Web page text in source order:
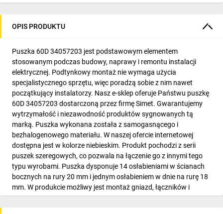
OPIS PRODUKTU
Puszka 60D 34057203 jest podstawowym elementem
stosowanym podczas budowy, naprawy i remontu instalacji
elektrycznej. Podtynkowy montaż nie wymaga użycia
specjalistycznego sprzętu, więc poradzą sobie z nim nawet
początkujący instalatorzy. Nasz e-sklep oferuje Państwu puszkę
60D 34057203 dostarczoną przez firmę Simet. Gwarantujemy
wytrzymałość i niezawodność produktów sygnowanych tą
marką. Puszka wykonana została z samogasnącego i
bezhalogenowego materiału. W naszej ofercie internetowej
dostępna jest w kolorze niebieskim. Produkt pochodzi z serii
puszek szeregowych, co pozwala na łączenie go z innymi tego
typu wyrobami. Puszka dysponuje 14 osłabieniami w ścianach
bocznych na rury 20 mm i jednym osłabieniem w dnie na rurę 18
mm. W produkcie możliwy jest montaż gniazd, łączników i
ściemniaczy oraz innych elementów osprzętu. Sama puszka